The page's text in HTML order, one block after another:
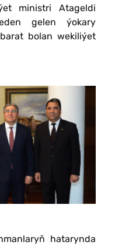
ministri Atageldi
gelen ýokary
bolan wekiliýet
hatarynda